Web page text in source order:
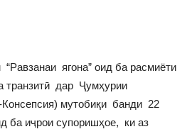
ягона” оид ба расмиёти
транзитӣ дар Ҷумҳурии
мутобиқи банди 22
ба иҷрои супоришҳое, ки аз